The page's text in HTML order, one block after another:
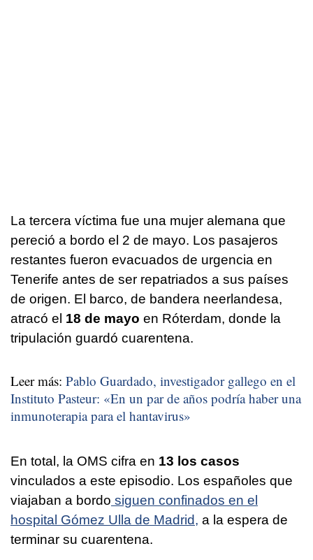
La tercera víctima fue una mujer alemana que
pereció a bordo el 2 de mayo. Los pasajeros
restantes fueron evacuados de urgencia en
Tenerife antes de ser repatriados a sus países
de origen. El barco, de bandera neerlandesa,
atracó el 18 de mayo en Róterdam, donde la
tripulación guardó cuarentena.
Leer más: Pablo Guardado, investigador gallego en el
Instituto Pasteur: «En un par de años podría haber una
inmunoterapia para el hantavirus»
En total, la OMS cifra en 13 los casos
vinculados a este episodio. Los españoles que
viajaban a bordo siguen confinados en el
hospital Gómez Ulla de Madrid, a la espera de
terminar su cuarentena.